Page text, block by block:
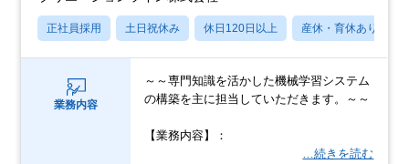
正社員採用 土日祝休み 休日120日以上 産休・育休あり
業務内容
～～専門知識を活かした機械学習システム
の構築を主に担当していただきます。～～
【業務内容】：
…続きを読む